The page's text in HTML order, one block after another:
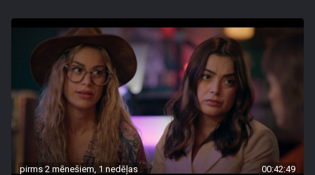
pirms 2 mēnešiem, 1 nedēļas 00:42:49